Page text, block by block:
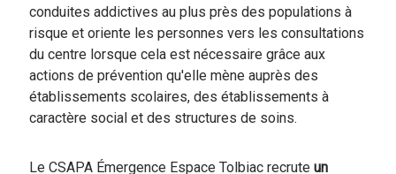
conduites addictives au plus près des populations à
risque et oriente les personnes vers les consultations
du centre lorsque cela est nécessaire grâce aux
actions de prévention qu'elle mène auprès des
établissements scolaires, des établissements à
caractère social et des structures de soins.
Le CSAPA Émergence Espace Tolbiac recrute un